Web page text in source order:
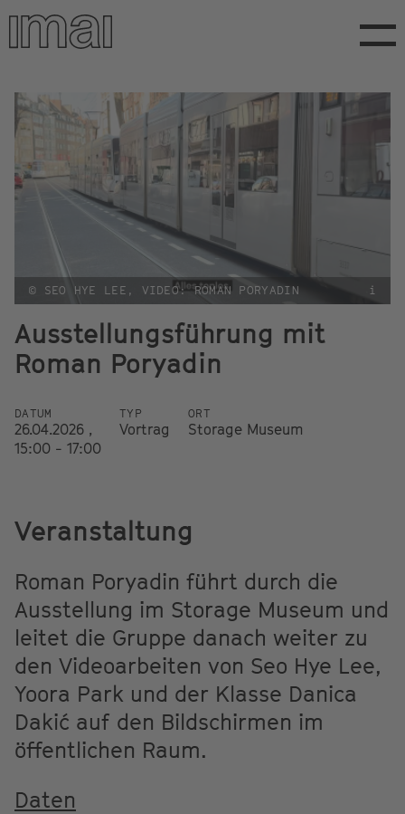
Direkt
zum
Inhalt
© SEO HYE LEE, VIDEO: ROMAN PORYADIN i
Ausstellungsführung mit
Roman Poryadin
DATUM
26.04.2026 ,
15:00 - 17:00
TYP
Vortrag
ORT
Storage Museum
Veranstaltung
Roman Poryadin führt durch die
Ausstellung im Storage Museum und
leitet die Gruppe danach weiter zu
den Videoarbeiten von Seo Hye Lee,
Yoora Park und der Klasse Danica
Dakić auf den Bildschirmen im
öffentlichen Raum.
Daten